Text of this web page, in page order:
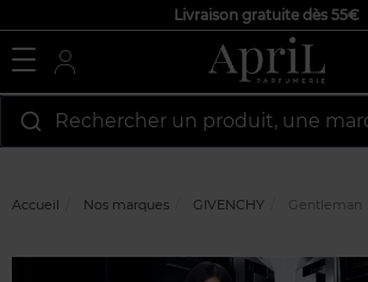
Livraison gratuite dès 55€
Rechercher un produit, une
Accueil Nos marques GIVENCHY Gentleman